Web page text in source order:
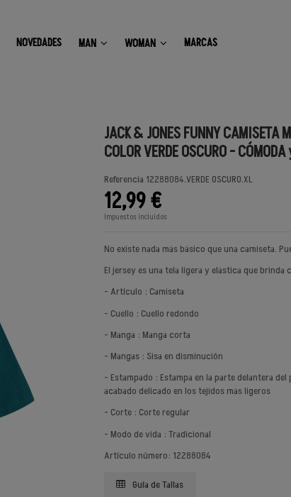
NOVEDADES MAN WOMAN MARCAS
JACK & JONES FUNNY CAMISETA
COLOR VERDE OSCURO -
Referencia 12288084.VERDE OSCURO.XL
12,99 €
Impuestos incluidos
No existe nada más básico que una camiseta.
El jersey es una tela ligera y elástica que brinda
- Artículo : Camiseta
- Cuello : Cuello redondo
- Manga : Manga corta
- Mangas : Sisa en disminución
- Estampado : Estampa en la parte delantera
acabado delicado en los tejidos más ligeros
- Corte : Corte regular
- Modo de vida : Tradicional
Artículo número: 12288084
Guía de Tallas